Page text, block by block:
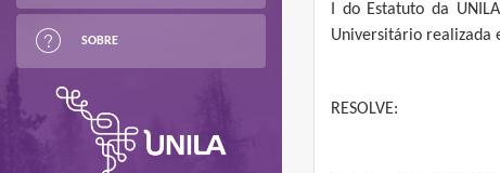
SOBRE
I do Estatuto da
Universitário realizada
RESOLVE: